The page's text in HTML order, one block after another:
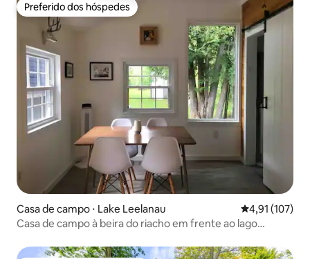
Preferido dos hóspedes
Preferido dos hóspedes
Casa de campo ⋅ Lake Leelanau 4,91 de uma
4,91 (107)
Casa de campo à beira do riacho em frente ao lago